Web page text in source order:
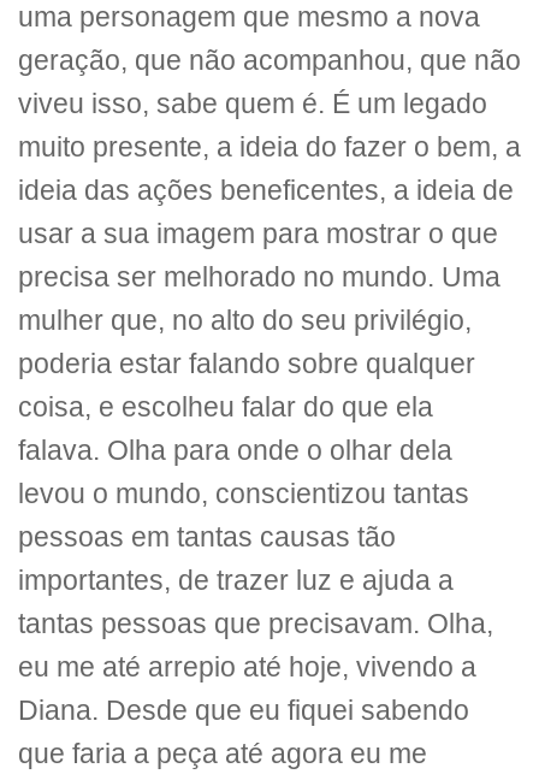
uma personagem que mesmo a nova
geração, que não acompanhou, que não
viveu isso, sabe quem é. É um legado
muito presente, a ideia do fazer o bem, a
ideia das ações beneficentes, a ideia de
usar a sua imagem para mostrar o que
precisa ser melhorado no mundo. Uma
mulher que, no alto do seu privilégio,
poderia estar falando sobre qualquer
coisa, e escolheu falar do que ela
falava. Olha para onde o olhar dela
levou o mundo, conscientizou tantas
pessoas em tantas causas tão
importantes, de trazer luz e ajuda a
tantas pessoas que precisavam. Olha,
eu me até arrepio até hoje, vivendo a
Diana. Desde que eu fiquei sabendo
que faria a peça até agora eu me